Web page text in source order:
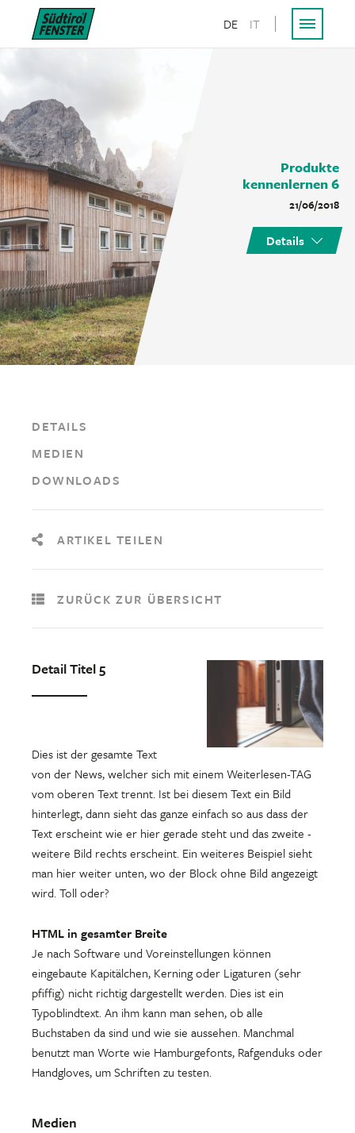
DE IT
Produkte
kennenlernen 6
21/06/2018
Details
DETAILS
MEDIEN
DOWNLOADS
ARTIKEL TEILEN
ZURÜCK ZUR ÜBERSICHT
Detail Titel 5
Dies ist der gesamte Text
von der News, welcher sich mit einem Weiterlesen-TAG
vom oberen Text trennt. Ist bei diesem Text ein Bild
hinterlegt, dann sieht das ganze einfach so aus dass der
Text erscheint wie er hier gerade steht und das zweite -
weitere Bild rechts erscheint. Ein weiteres Beispiel sieht
man hier weiter unten, wo der Block ohne Bild angezeigt
wird. Toll oder?
HTML in gesamter Breite
Je nach Software und Voreinstellungen können
eingebaute Kapitälchen, Kerning oder Ligaturen (sehr
pfiffig) nicht richtig dargestellt werden. Dies ist ein
Typoblindtext. An ihm kann man sehen, ob alle
Buchstaben da sind und wie sie aussehen. Manchmal
benutzt man Worte wie Hamburgefonts, Rafgenduks oder
Handgloves, um Schriften zu testen.
Medien